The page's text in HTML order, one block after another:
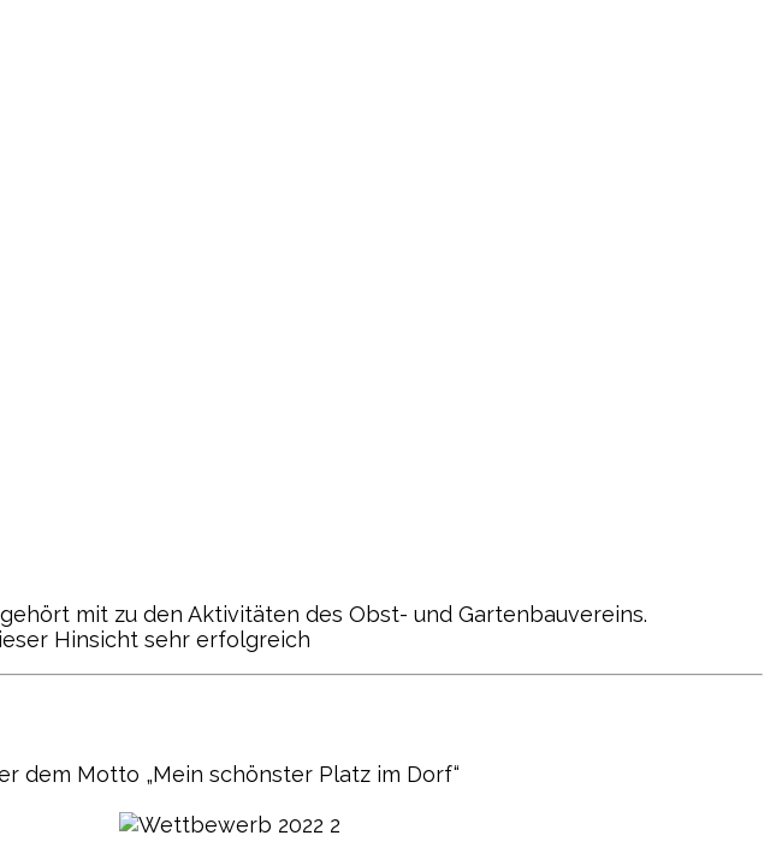
mit zu den Aktivitäten des Obst- und Gartenbauvereins.
Hinsicht sehr erfolgreich
dem Motto „Mein schönster Platz im Dorf“